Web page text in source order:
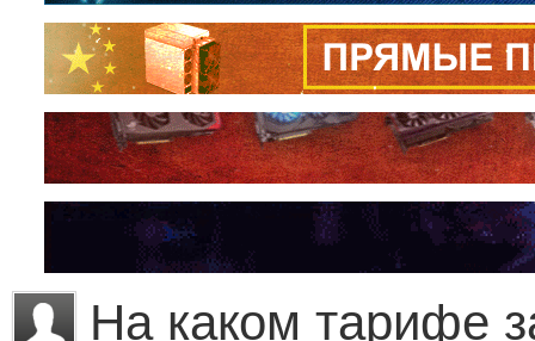
На каком тарифе